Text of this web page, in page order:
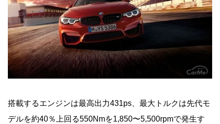
搭載するエンジンは最高出力431ps、最大トルクは先代モ
デルを約40％上回る550Nmを1,850〜5,500rpmで発生す